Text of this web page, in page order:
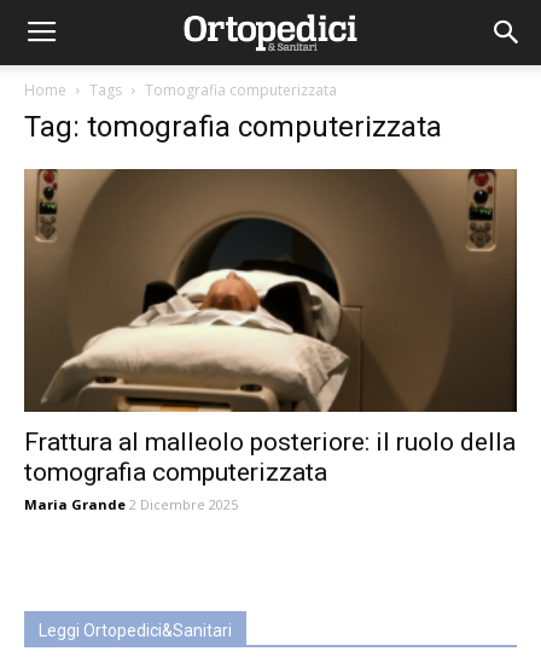
Home Tags Tomografia computerizzata
Tag: tomografia computerizzata
Frattura al malleolo posteriore: il ruolo della
tomografia computerizzata
Maria Grande 2 Dicembre 2025
Leggi Ortopedici&Sanitari